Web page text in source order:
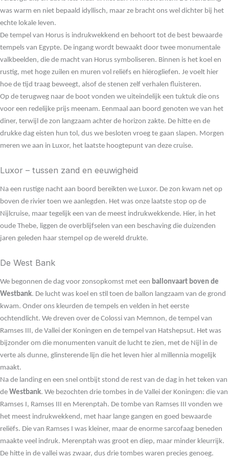
was warm en niet bepaald idyllisch, maar ze bracht ons wel dichter bij het
echte lokale leven.
De tempel van Horus is indrukwekkend en behoort tot de best bewaarde
tempels van Egypte. De ingang wordt bewaakt door twee monumentale
valkbeelden, die de macht van Horus symboliseren. Binnen is het koel en
rustig, met hoge zuilen en muren vol reliëfs en hiërogliefen. Je voelt hier
hoe de tijd traag beweegt, alsof de stenen zelf verhalen fluisteren.
Op de terugweg naar de boot vonden we uiteindelijk een tuktuk die ons
voor een redelijke prijs meenam. Eenmaal aan boord genoten we van het
diner, terwijl de zon langzaam achter de horizon zakte. De hitte en de
drukke dag eisten hun tol, dus we besloten vroeg te gaan slapen. Morgen
meren we aan in Luxor, het laatste hoogtepunt van deze cruise.
Luxor – tussen zand en eeuwigheid
Na een rustige nacht aan boord bereikten we Luxor. De zon kwam net op
boven de rivier toen we aanlegden. Het was onze laatste stop op de
Nijlcruise, maar tegelijk een van de meest indrukwekkende. Hier, in het
oude Thebe, liggen de overblijfselen van een beschaving die duizenden
jaren geleden haar stempel op de wereld drukte.
De West Bank
We begonnen de dag voor zonsopkomst met een ballonvaart boven de
Westbank. De lucht was koel en stil toen de ballon langzaam van de grond
kwam. Onder ons kleurden de tempels en velden in het eerste
ochtendlicht. We dreven over de Colossi van Memnon, de tempel van
Ramses III, de Vallei der Koningen en de tempel van Hatshepsut. Het was
bijzonder om die monumenten vanuit de lucht te zien, met de Nijl in de
verte als dunne, glinsterende lijn die het leven hier al millennia mogelijk
maakt.
Na de landing en een snel ontbijt stond de rest van de dag in het teken van
de Westbank. We bezochten drie tombes in de Vallei der Koningen: die van
Ramses I, Ramses III en Merenptah. De tombe van Ramses III vonden we
het meest indrukwekkend, met haar lange gangen en goed bewaarde
reliëfs. Die van Ramses I was kleiner, maar de enorme sarcofaag beneden
maakte veel indruk. Merenptah was groot en diep, maar minder kleurrijk.
De hitte in de vallei was zwaar, dus drie tombes waren precies genoeg.